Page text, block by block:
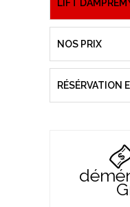
LIFT
NOS PRIX
RÉSÉRVATION